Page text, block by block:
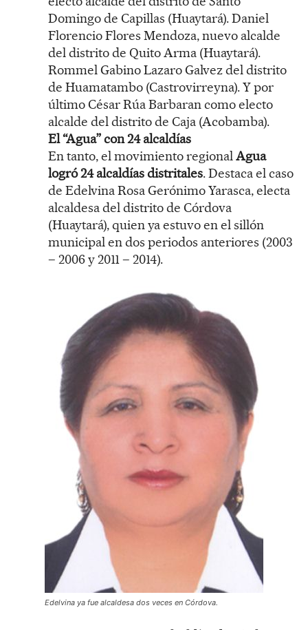
Domingo de Capillas (Huaytará). Daniel
Florencio Flores Mendoza, nuevo alcalde
del distrito de Quito Arma (Huaytará).
Rommel Gabino Lazaro Galvez del distrito
de Huamatambo (Castrovirreyna). Y por
último César Rúa Barbaran como electo
alcalde del distrito de Caja (Acobamba).
El “Agua” con 24 alcaldías
En tanto, el movimiento regionalAgua
logró 24 alcaldías distritales. Destaca el caso
de Edelvina Rosa Gerónimo Yarasca, electa
alcaldesa del distrito de Córdova
(Huaytará), quien ya estuvo en el sillón
municipal en dos periodos anteriores (2003
– 2006 y 2011 – 2014).
Edelvina ya fue alcaldesa dos veces en Córdova.